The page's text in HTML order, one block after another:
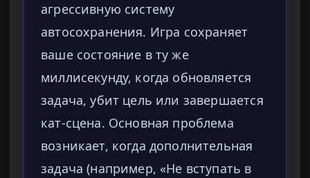
агрессивную систему
автосохранения. Игра сохраняет
ваше состояние в ту же
миллисекунду, когда обновляется
задача, убит цель или завершается
кат-сцена. Основная проблема
возникает, когда дополнительная
задача (например, «Не вступать в